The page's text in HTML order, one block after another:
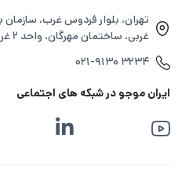
غربی، ساختمان مهرگان، واحد ۲ غربی
۰۲۱-۹۱۳۰ ۳۲۳۴
ایران موجو در شبکه های اجتماعی